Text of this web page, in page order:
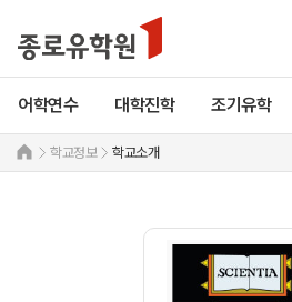
어학연수 대학진학 조기유학
학교정보 학교소개